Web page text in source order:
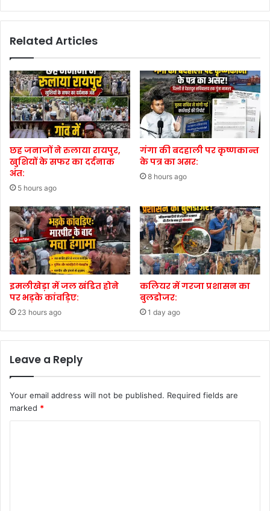
Related Articles
छह जनाजों ने रुलाया रायपुर,
खुशियों के सफर का दर्दनाक
अंत:
5 hours ago
गंगा की बदहाली पर कृष्णकान्त
के पत्र का असर:
8 hours ago
इमलीखेड़ा में जल खंडित होने
पर भड़के कांवड़िए:
23 hours ago
कलियर में गरजा प्रशासन का
बुलडोजर:
1 day ago
Leave a Reply
Your email address will not be published. Required fields are
marked *